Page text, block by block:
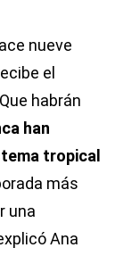
nueve
el
habrán
han
tropical
más
una
Ana